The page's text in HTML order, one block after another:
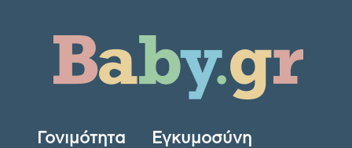
Γονιμότητα Εγκυμοσύνη